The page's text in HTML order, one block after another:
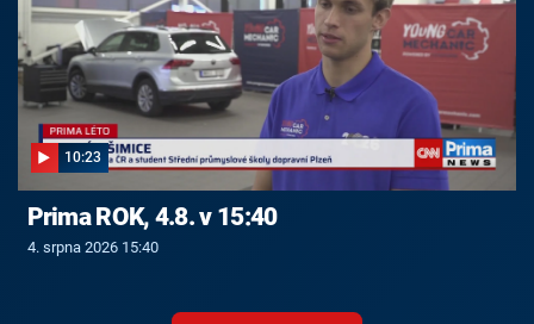
10:23
Prima ROK, 4.8. v 15:40
4. srpna 2026 15:40